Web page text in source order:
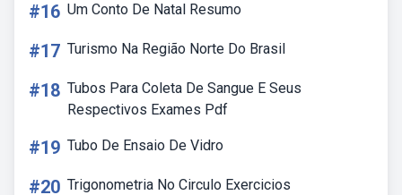
#16 Um Conto De Natal Resumo
#17 Turismo Na Região Norte Do Brasil
#18 Tubos Para Coleta De Sangue E Seus
Respectivos Exames Pdf
#19 Tubo De Ensaio De Vidro
#20 Trigonometria No Circulo Exercicios